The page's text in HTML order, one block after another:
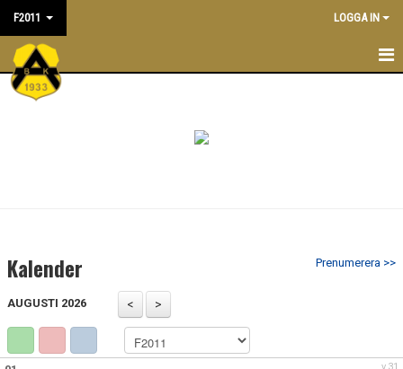
F2011 LOGGA IN
F2011
DOKUMENT
Prenumerera >>
Kalender
AUGUSTI 2026